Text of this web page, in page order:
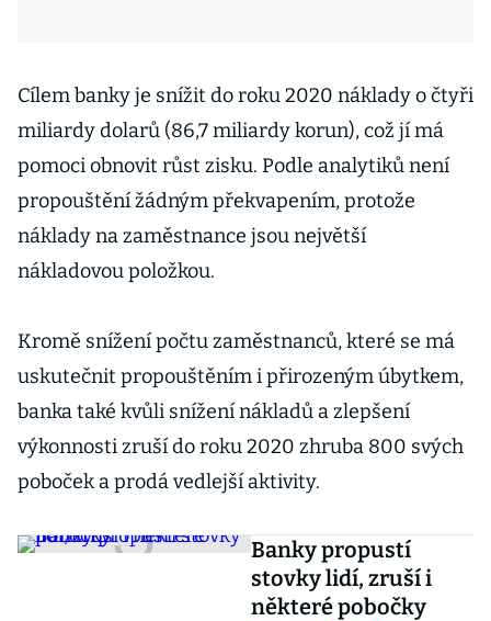
Cílem banky je snížit do roku 2020 náklady o čtyři
miliardy dolarů (86,7 miliardy korun), což jí má
pomoci obnovit růst zisku. Podle analytiků není
propouštění žádným překvapením, protože
náklady na zaměstnance jsou největší
nákladovou položkou.
Kromě snížení počtu zaměstnanců, které se má
uskutečnit propouštěním i přirozeným úbytkem,
banka také kvůli snížení nákladů a zlepšení
výkonnosti zruší do roku 2020 zhruba 800 svých
poboček a prodá vedlejší aktivity.
Banky propustí
stovky lidí, zruší i
některé pobočky